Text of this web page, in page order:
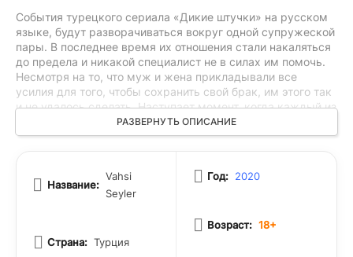
События турецкого сериала «Дикие штучки» на русском
языке, будут разворачиваться вокруг одной супружеской
пары. В последнее время их отношения стали накаляться
до предела и никакой специалист не в силах им помочь.
Несмотря на то, что муж и жена прикладывали все
усилия для того, чтобы сохранить свой брак, им этого так
и не удалось сделать. Наступает момент, когда каждый из
них начинает понимать, что отношений не сохранить и
прежние чувства уже невозможно восстановить. Тогда у
бывшим супругам стоило бы разойтись по сторонам и
начать жизнь с чистого листа, но и этого они не смогли
сериала «Vahşi Şeyler» в русской озвучке, находятся в
разводе и не зависят друг от друга, они не могут с этим
РАЗВЕРНУТЬ ОПИСАНИЕ
Название:
Vahsi
Seyler
Страна: Турция
Год: 2020
Возраст: 18+